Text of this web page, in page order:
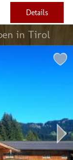
Details
in Tirol